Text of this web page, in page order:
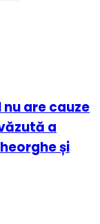
are cauze
a
și